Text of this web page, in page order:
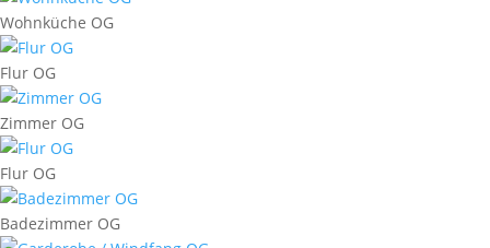
Wohnküche OG
Flur OG
Zimmer OG
Flur OG
Badezimmer OG